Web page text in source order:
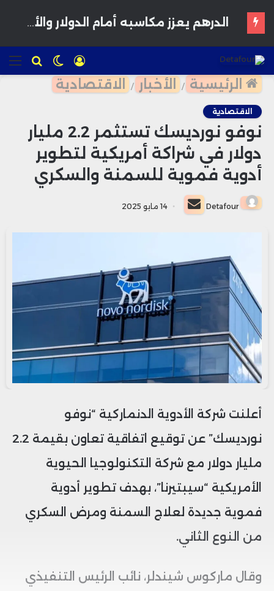
للبحث الوضع
المظلم
تسجيل
الدخول
الرئيسية / الأخبار / الاقتصادية
الاقتصادية
نوفو نورديسك تستثمر 2.2 مليار
دولار في شراكة أمريكية لتطوير
أدوية فموية للسمنة والسكري
Detafour
أرسل
بريدا
14 مايو 2025
أعلنت شركة الأدوية الدنماركية “نوفو
نورديسك” عن توقيع اتفاقية تعاون بقيمة 2.2
مليار دولار مع شركة التكنولوجيا الحيوية
الأمريكية “سيبتيرنا”، بهدف تطوير أدوية
فموية جديدة لعلاج السمنة ومرض السكري
من النوع الثاني.
وقال ماركوس شيندلر، نائب الرئيس التنفيذي